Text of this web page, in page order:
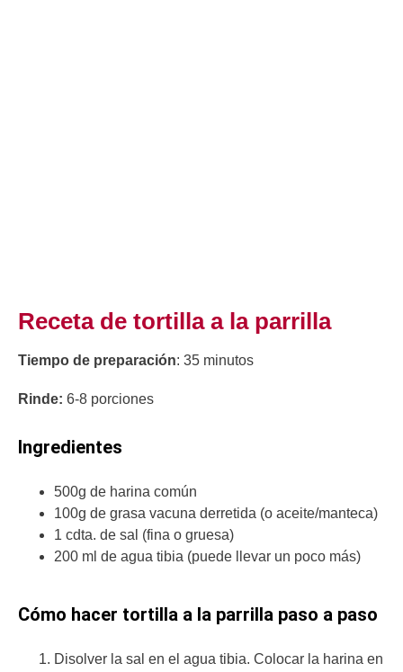
Receta de tortilla a la parrilla
Tiempo de preparación: 35 minutos
Rinde: 6-8 porciones
Ingredientes
500g de harina común
100g de grasa vacuna derretida (o aceite/manteca)
1 cdta. de sal (fina o gruesa)
200 ml de agua tibia (puede llevar un poco más)
Cómo hacer tortilla a la parrilla paso a paso
Disolver la sal en el agua tibia. Colocar la harina en